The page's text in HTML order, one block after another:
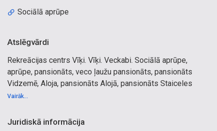
Sociālā aprūpe
Atslēgvārdi
Rekreācijas centrs Vīķi. Vīķi. Veckabi. Sociālā aprūpe,
aprūpe, pansionāts, veco ļaužu pansionāts, pansionāts
Vidzemē, Aloja, pansionāts Alojā, pansionāts Staiceles
pagastā, pansionāts Vīķi, pansionāts Alojas novadā.
rakstura traucējumi, demence, rehabilitācija Vidzemē, darba
Vairāk...
Juridiskā informācija